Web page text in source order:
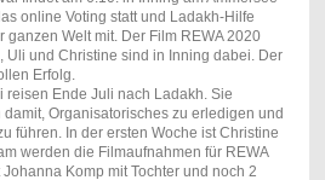
online Voting statt und Ladakh-Hilfe
ganzen Welt mit. Der Film REWA 2020
Uli und Christine sind in Inning dabei. Der
Erfolg.
Ende Juli nach Ladakh. Sie
Organisatorisches zu erledigen und
führen. In der ersten Woche ist Christine
werden die Filmaufnahmen für REWA
Komp mit Tochter und noch 2